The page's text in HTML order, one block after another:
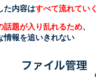
た内容はすべて流れていく
話題が入り乱れるため、
情報を追いきれない